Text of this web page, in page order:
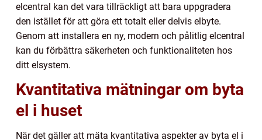
elcentral kan det vara tillräckligt att bara uppgradera
den istället för att göra ett totalt eller delvis elbyte.
Genom att installera en ny, modern och pålitlig elcentral
kan du förbättra säkerheten och funktionaliteten hos
ditt elsystem.
Kvantitativa mätningar om byta
el i huset
När det gäller att mäta kvantitativa aspekter av byta el i